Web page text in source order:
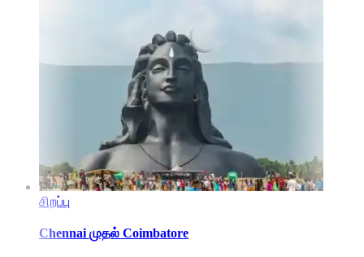
சிறப்பு
Chennai முதல் Coimbatore